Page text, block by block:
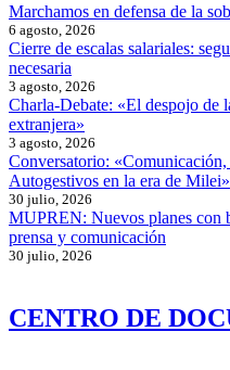
Marchamos en defensa de la
6 agosto, 2026
Cierre de escalas salariales:
necesaria
3 agosto, 2026
Charla-Debate: «El despojo de
extranjera»
3 agosto, 2026
Conversatorio:
Autogestivos en la era de Milei»
30 julio, 2026
MUPREN: Nuevos planes con
prensa y comunicación
30 julio, 2026
CENTRO DE